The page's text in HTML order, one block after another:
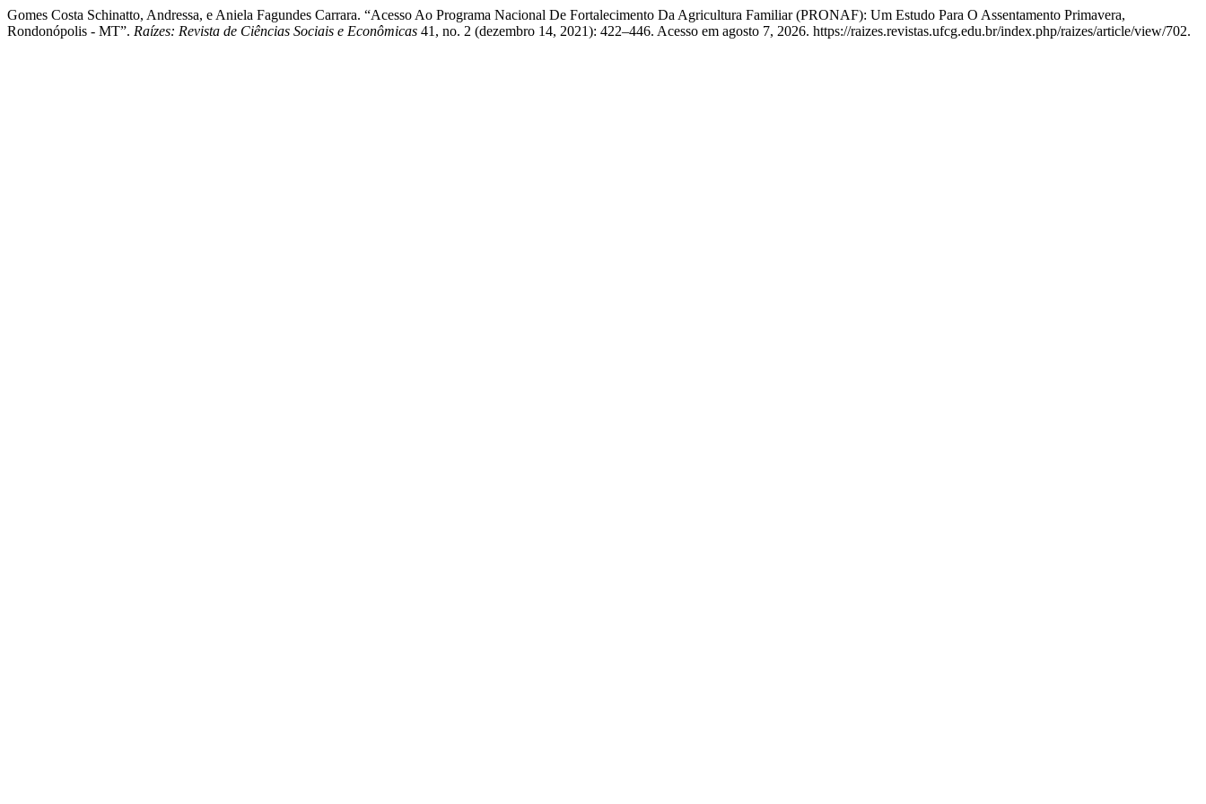
Gomes Costa Schinatto, Andressa, e Aniela Fagundes Carrara. “Acesso Ao Programa Nacional De Fortalecimento Da Agricultura Familiar (PRONAF): Um Estudo Para O Assentamento Primavera,
Rondonópolis - MT”. Raízes: Revista de Ciências Sociais e Econômicas 41, no. 2 (dezembro 14, 2021): 422–446. Acesso em agosto 7, 2026. https://raizes.revistas.ufcg.edu.br/index.php/raizes/article/view/702.